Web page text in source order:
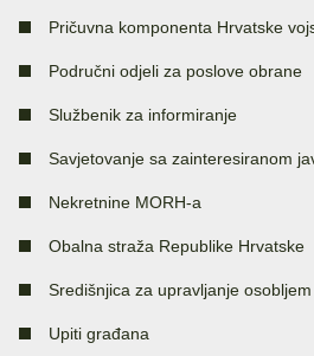
Pričuvna komponenta Hrvatske
Područni odjeli za poslove obrane
Službenik za informiranje
Savjetovanje sa zainteresiranom
Nekretnine MORH-a
Obalna straža Republike Hrvatske
Središnjica za upravljanje osobljem
Upiti građana